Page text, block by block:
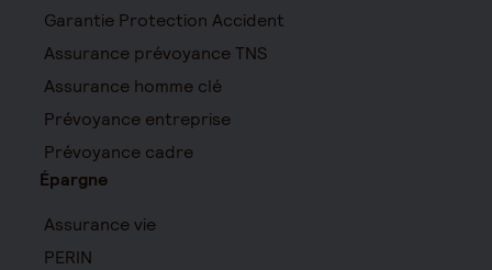
Garantie Protection Accident
Assurance prévoyance TNS
Assurance homme clé
Prévoyance entreprise
Prévoyance cadre
Épargne
Assurance vie
PERIN